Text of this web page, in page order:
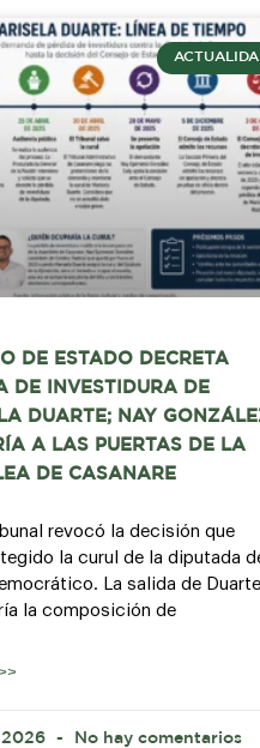
DE ESTADO DECRETA
DE INVESTIDURA DE
DUARTE; NAY
A LAS PUERTAS DE LA
DE CASANARE
revocó la decisión que
la curul de la diputada
La salida de Duarte
la composición de
2026 No hay comentarios